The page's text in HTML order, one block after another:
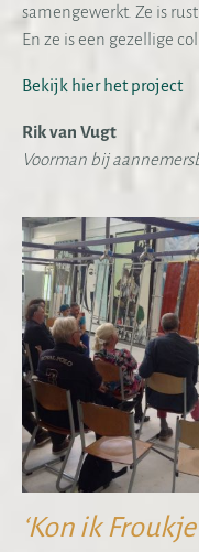
samengewerkt. Ze is
En ze is een gezellige
Bekijk hier het project
Rik van Vugt
Voorman bij
‘Kon ik